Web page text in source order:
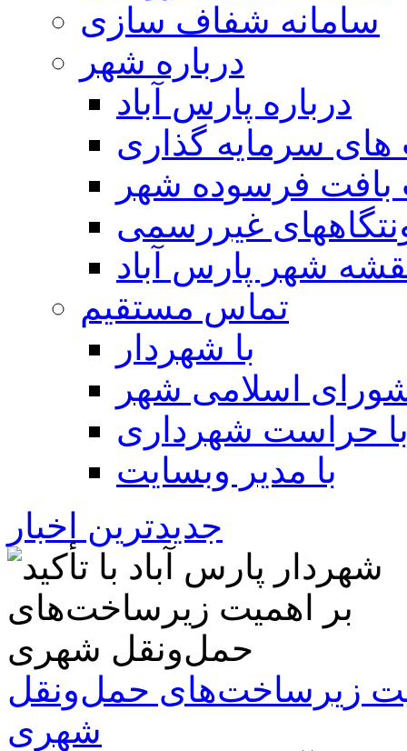
سامانه شفاف سازی
درباره شهر
درباره پارس آباد
سرمایه گذاری
بافت فرسوده شهر
غیررسمی
شهر پارس آباد
تماس مستقیم
با شهردار
اسلامی شهر
حراست شهرداری
با مدیر وبسایت
جدیدترین اخبار
زیرساخت‌های حمل‌ونقل
شهری